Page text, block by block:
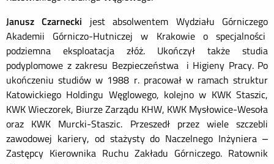
Janusz Czarnecki jest absolwentem Wydziału Górniczego
Akademii Górniczo-Hutniczej w Krakowie o specjalności
podziemna eksploatacja złóż. Ukończył także studia
podyplomowe z zakresu Bezpieczeństwa i Higieny Pracy. Po
ukończeniu studiów w 1988 r. pracował w ramach struktur
Katowickiego Holdingu Węglowego, kolejno w KWK Staszic,
KWK Wieczorek, Biurze Zarządu KHW, KWK Mysłowice-Wesoła
oraz KWK Murcki-Staszic. Przeszedł przez wiele szczebli
zawodowej kariery, od stażysty do Naczelnego Inżyniera –
Zastępcy Kierownika Ruchu Zakładu Górniczego. Ratownik